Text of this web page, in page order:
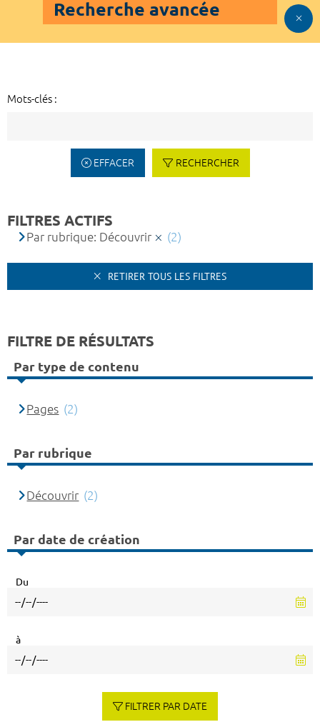
Recherche avancée
Mots-clés :
EFFACER RECHERCHER
FILTRES ACTIFS
Par rubrique: Découvrir (2)
RETIRER TOUS LES FILTRES
FILTRE DE RÉSULTATS
Par type de contenu
Pages (2)
Par rubrique
Découvrir (2)
Par date de création
Du
à
FILTRER PAR DATE